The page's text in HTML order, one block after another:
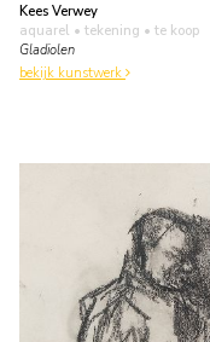
Kees Verwey
aquarel • tekening • te koop
Gladiolen
bekijk kunstwerk